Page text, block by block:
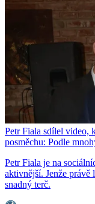
Petr Fiala sdílel video,
posměchu: Podle
Petr Fiala je na
aktivnější. Jenže právě
snadný terč.